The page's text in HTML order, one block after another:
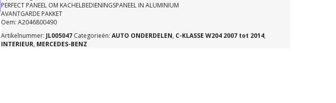
DASHBOARD
A2046800490
PERFECT PANEEL OM KACHELBEDIENINGSPANEEL IN ALUMINIUM
AVANTGARDE PAKKET
Oem: A2046800490
Artikelnummer: JL005047 Categorieën: AUTO ONDERDELEN, C-KLASSE W204 2007 tot 2014,
INTERIEUR, MERCEDES-BENZ